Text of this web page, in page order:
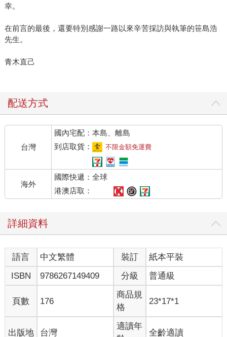
幸。
在前言的最後，還要特別感謝一路以來辛苦採訪與執筆的笹島浩
先生。
青木直己
配送方式
台灣
國內宅配：本島、離島
到店取貨：
不限金額免運費
海外
國際快遞：全球
港澳店取：
詳細資料
語言 中文繁體 裝訂
紙本平裝
ISBN
9786267149409 分級 普通級
頁數 176
商品規
格
23*17*1
出版地 台灣
適讀年
全齡適讀